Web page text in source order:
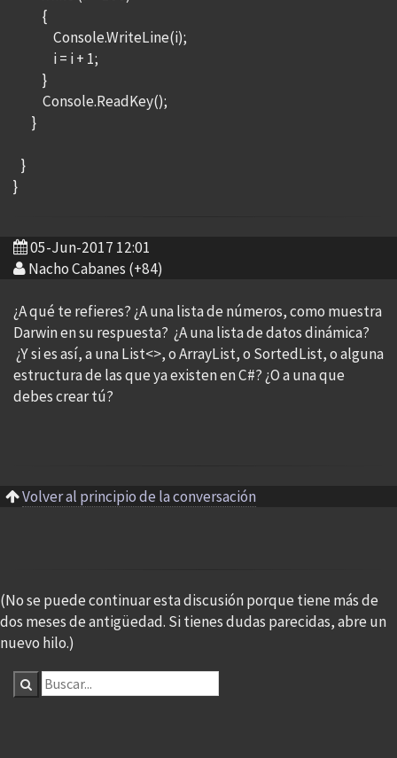
{
Console.WriteLine(i);
i = i + 1;
}
Console.ReadKey();
}
}
}
05-Jun-2017 12:01
Nacho Cabanes (+84)
¿A qué te refieres? ¿A una lista de números, como muestra
Darwin en su respuesta? ¿A una lista de datos dinámica?
¿Y si es así, a una List<>, o ArrayList, o SortedList, o alguna
estructura de las que ya existen en C#? ¿O a una que
debes crear tú?
Volver al principio de la conversación
(No se puede continuar esta discusión porque tiene más de
dos meses de antigüedad. Si tienes dudas parecidas, abre un
nuevo hilo.)